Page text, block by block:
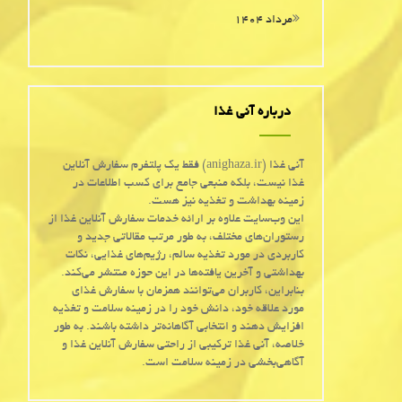
مرداد ۱۴۰۴
درباره آنی غذا
آنی غذا (anighaza.ir) فقط یک پلتفرم سفارش آنلاین
غذا نیست، بلکه منبعی جامع برای کسب اطلاعات در
زمینه بهداشت و تغذیه نیز هست.
این وب‌سایت علاوه بر ارائه خدمات سفارش آنلاین غذا از
رستوران‌های مختلف، به طور مرتب مقالاتی جدید و
کاربردی در مورد تغذیه سالم، رژیم‌های غذایی، نکات
بهداشتی و آخرین یافته‌ها در این حوزه منتشر می‌کند.
بنابراین، کاربران می‌توانند همزمان با سفارش غذای
مورد علاقه خود، دانش خود را در زمینه سلامت و تغذیه
افزایش دهند و انتخابی آگاهانه‌تر داشته باشند. به طور
خلاصه، آنی غذا ترکیبی از راحتی سفارش آنلاین غذا و
آگاهی‌بخشی در زمینه سلامت است.